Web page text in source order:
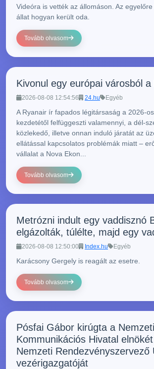
Videóra is vették az állomáson. Az
állat hogyan került oda.
Tovább olvasom
Kivonul egy európai városból a
2026-08-08 12:54:56 24.hu Egyéb
A Ryanair ír fapados légitársaság a 2026-
kezdetétől felfüggeszti valamennyi, a dél-
közlekedő, illetve onnan induló járatát az
ellátással kapcsolatos problémák miatt –
vállalat a Nova Ekon...
Tovább olvasom
Metrózni indult egy vaddisznó
elgázolták, túlélte, majd egy
2026-08-08 12:50:00 Index.hu Egyéb
Karácsony Gergely is reagált az esetre.
Tovább olvasom
Pósfai Gábor kirúgta a Nemzeti
Kommunikációs Hivatal
Nemzeti Rendezvényszervező
vezérigazgatóját